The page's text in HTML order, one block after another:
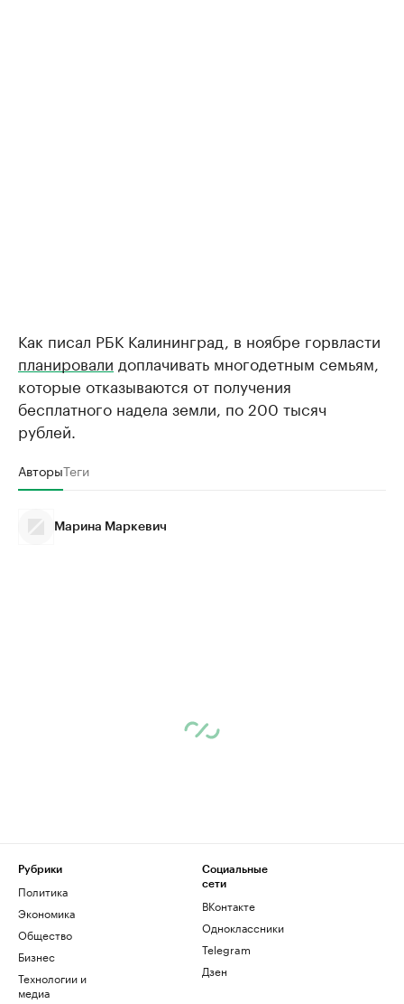
Как писал РБК Калининград, в ноябре горвласти
планировали доплачивать многодетным семьям,
которые отказываются от получения
бесплатного надела земли, по 200 тысяч
рублей.
АвторыТеги
Марина Маркевич
Рубрики
Политика
Экономика
Общество
Бизнес
Технологии и
медиа
Социальные
сети
ВКонтакте
Одноклассники
Telegram
Дзен